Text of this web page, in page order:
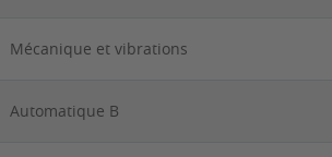
Mécanique et vibrations
Automatique B